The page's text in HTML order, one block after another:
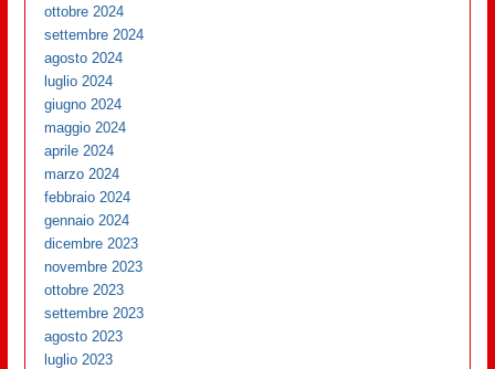
ottobre 2024
settembre 2024
agosto 2024
luglio 2024
giugno 2024
maggio 2024
aprile 2024
marzo 2024
febbraio 2024
gennaio 2024
dicembre 2023
novembre 2023
ottobre 2023
settembre 2023
agosto 2023
luglio 2023